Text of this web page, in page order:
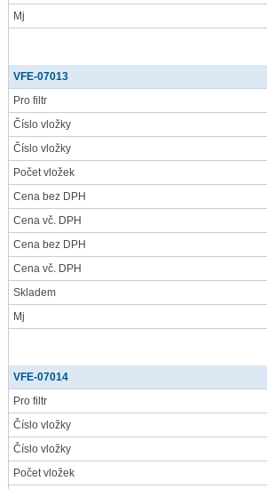
Mj
VFE-07013
Pro filtr
Číslo vložky
Číslo vložky
Počet vložek
Cena bez DPH
Cena vč. DPH
Cena bez DPH
Cena vč. DPH
Skladem
Mj
VFE-07014
Pro filtr
Číslo vložky
Číslo vložky
Počet vložek